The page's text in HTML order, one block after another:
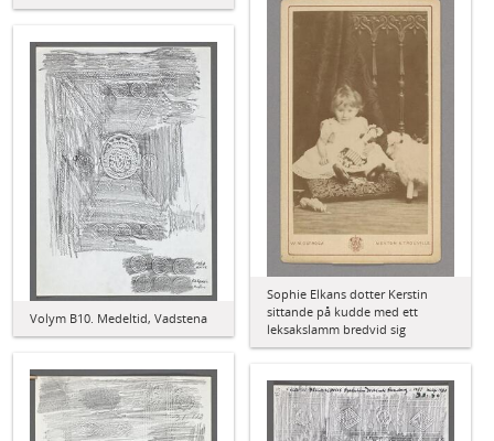
Sophie Elkans dotter Kerstin
sittande på kudde med ett
leksakslamm bredvid sig
Volym B10. Medeltid, Vadstena